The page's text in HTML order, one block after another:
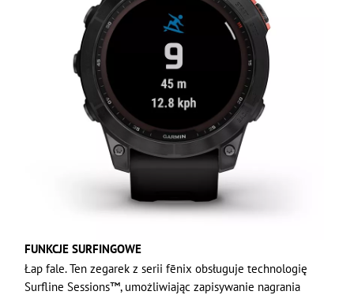
FUNKCJE SURFINGOWE
Łap fale. Ten zegarek z serii fēnix obsługuje technologię
Surfline Sessions™, umożliwiając zapisywanie nagrania